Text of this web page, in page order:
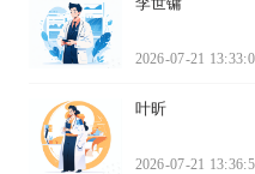
2026-07-21
叶昕
2026-07-21